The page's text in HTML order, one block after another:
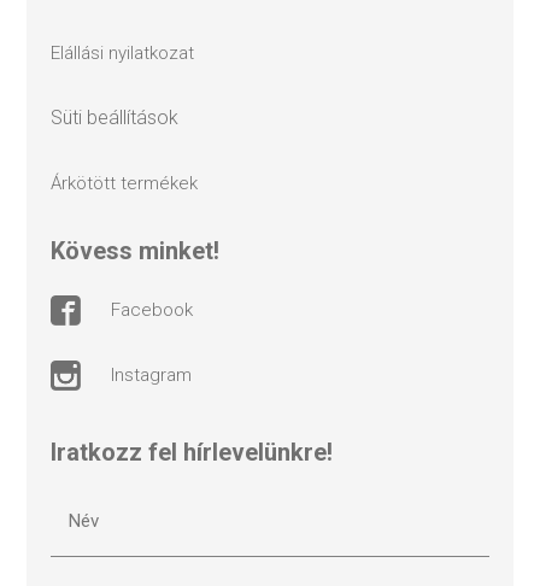
elállási nyilatkozat
süti beállítások
árkötött termékek
kövess minket!
facebook
instagram
Iratkozz fel hírlevelünkre!